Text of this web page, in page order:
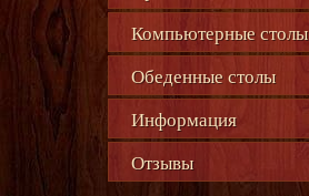
Компьютерные столы
Обеденные столы
Информация
Отзывы